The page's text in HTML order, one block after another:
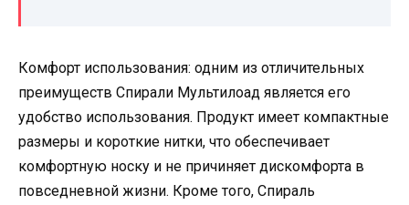
Комфорт использования: одним из отличительных
преимуществ Спирали Мультилоад является его
удобство использования. Продукт имеет компактные
размеры и короткие нитки, что обеспечивает
комфортную носку и не причиняет дискомфорта в
повседневной жизни. Кроме того, Спираль